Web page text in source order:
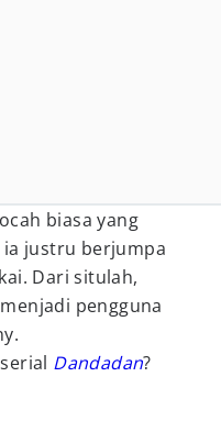
biasa yang
justru berjumpa
Dari situlah,
pengguna
Dandadan?